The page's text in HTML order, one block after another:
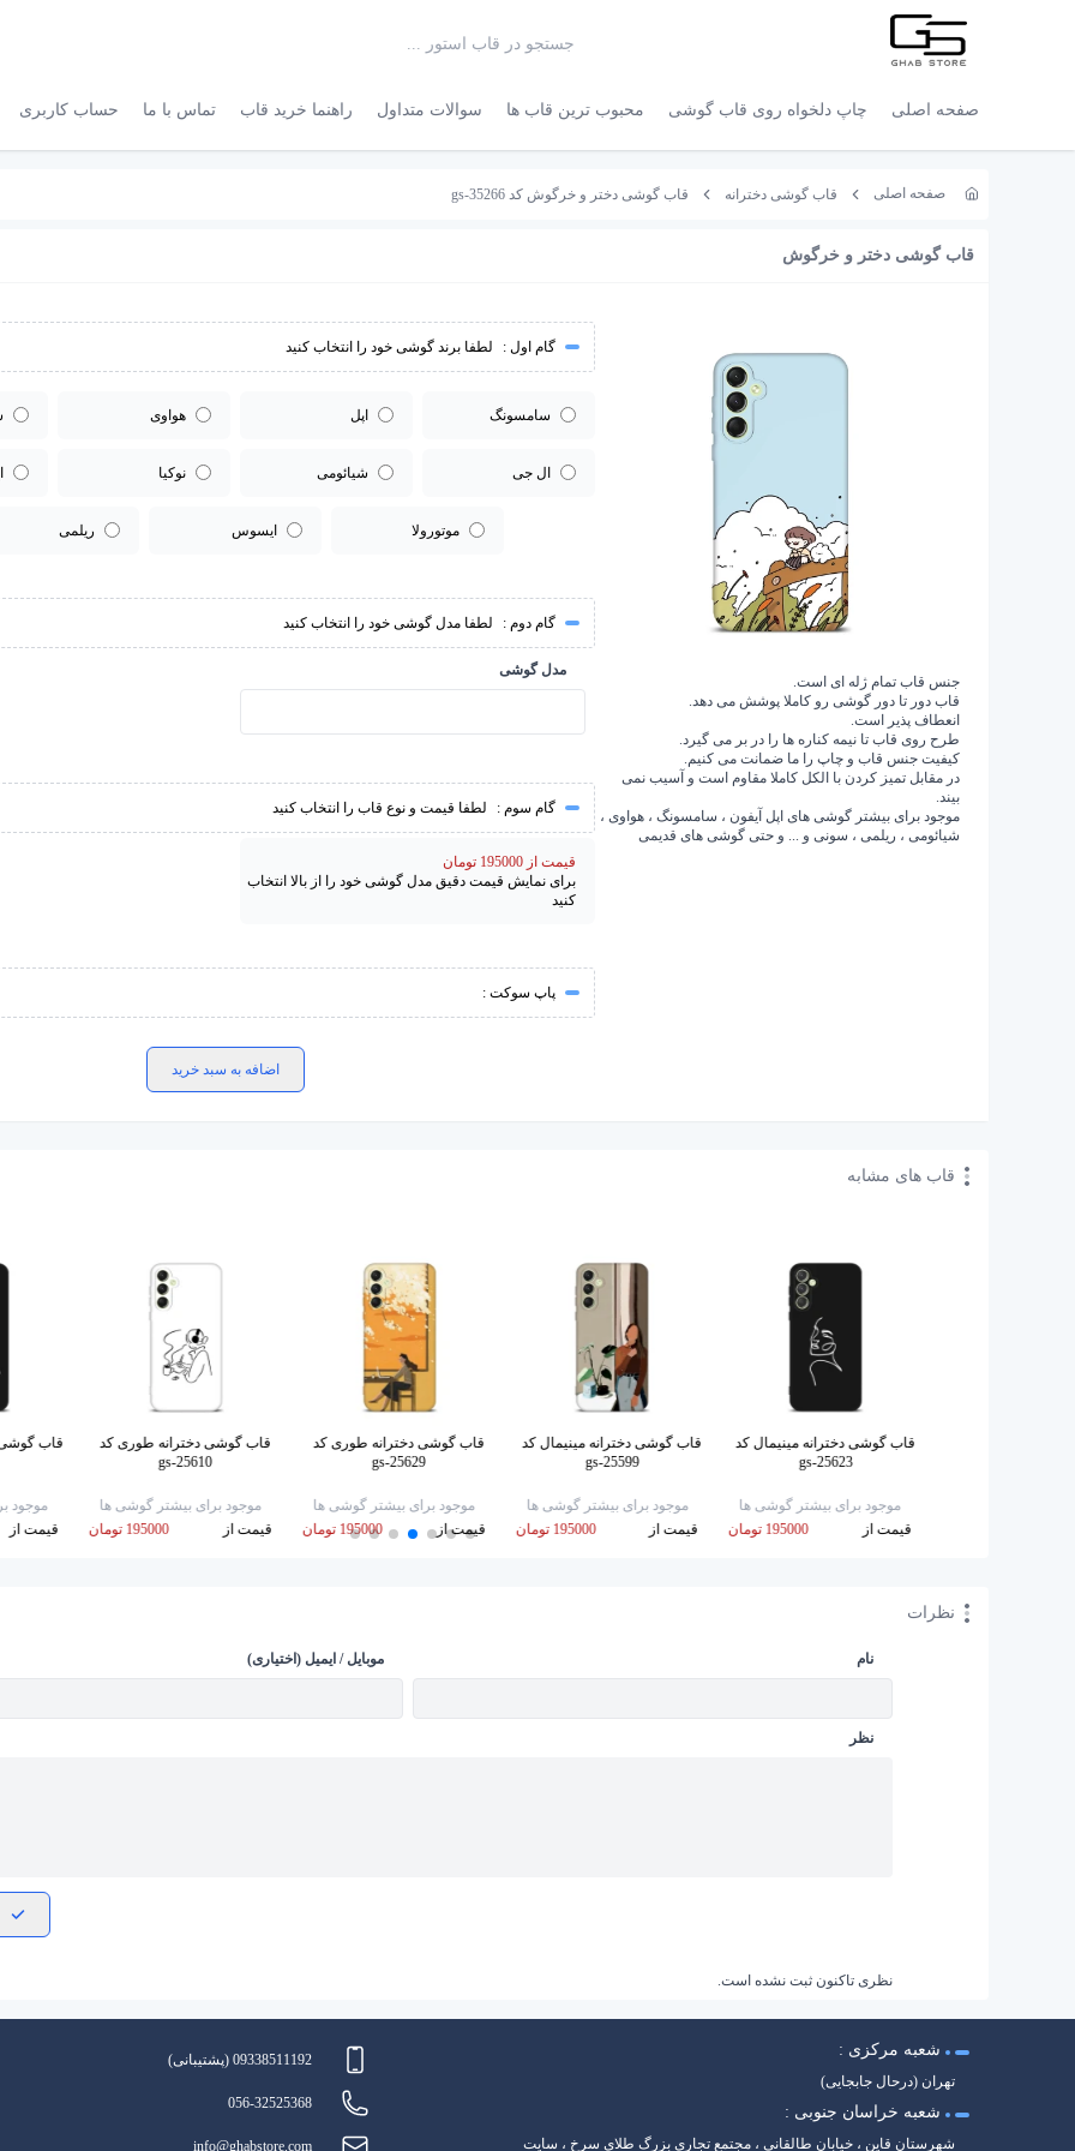
صفحه اصلی چاپ دلخواه روی قاب گوشی محبوب ترین قاب ها سوالات متداول راهنما خرید قاب تماس با ما حساب کاربری
صفحه اصلی قاب گوشی دخترانه قاب گوشی دختر و خرگوش کد gs-35266
قاب گوشی دختر و خرگوش
جنس قاب تمام ژله ای است.
قاب دور تا دور گوشی رو کاملا پوشش می دهد.
انعطاف پذیر است.
طرح روی قاب تا نیمه کناره ها را در بر می گیرد.
کیفیت جنس قاب و چاپ را ما ضمانت می کنیم.
در مقابل تمیز کردن با الکل کاملا مقاوم است و آسیب نمی
بیند.
موجود برای بیشتر گوشی های اپل آیفون ، سامسونگ ، هواوی ،
شیائومی ، ریلمی ، سونی و ... و حتی گوشی های قدیمی
گام اول : لطفا برند گوشی خود را انتخاب کنید
سامسونگ اپل هواوی
ال جی شیائومی نوکیا
موتورولا ایسوس ریلمی
گام دوم : لطفا مدل گوشی خود را انتخاب کنید
مدل گوشی
گام سوم : لطفا قیمت و نوع قاب را انتخاب کنید
قیمت از 195000 تومان
برای نمایش قیمت دقیق مدل گوشی خود را از بالا انتخاب
کنید
پاپ سوکت :
اضافه به سبد خرید
قاب های مشابه
قاب گوشی دخترانه مینیمال کد
gs-25623
موجود برای بیشتر گوشی ها
قیمت از
195000 تومان
قاب گوشی دخترانه مینیمال کد
gs-25599
موجود برای بیشتر گوشی ها
قیمت از
195000 تومان
قاب گوشی دخترانه طوری کد
gs-25629
موجود برای بیشتر گوشی ها
قیمت از
195000 تومان
قاب گوشی دخترانه طوری کد
gs-25610
موجود برای بیشتر گوشی ها
قیمت از
195000 تومان
موجود
قیمت از
نظرات
نام موبایل / ایمیل (اختیاری)
نظر
نظری تاکنون ثبت نشده است.
شعبه مرکزی :
تهران (درحال جابجایی)
شعبه خراسان جنوبی :
شهرستان قاین ، خیابان طالقانی ، مجتمع تجاری بزرگ طلای سرخ ، سایت
09338511192 (پشتیبانی)
056-32525368
info@ghabstore.com